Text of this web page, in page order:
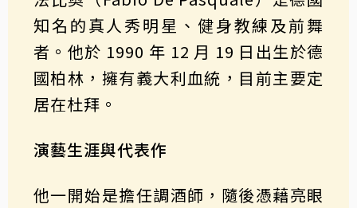
知名的真人秀明星、健身教練及前舞
者。他於 1990 年 12 月 19 日出生於德
國柏林，擁有義大利血統，目前主要定
居在杜拜。
演藝生涯與代表作
他一開始是擔任調酒師，隨後憑藉亮眼